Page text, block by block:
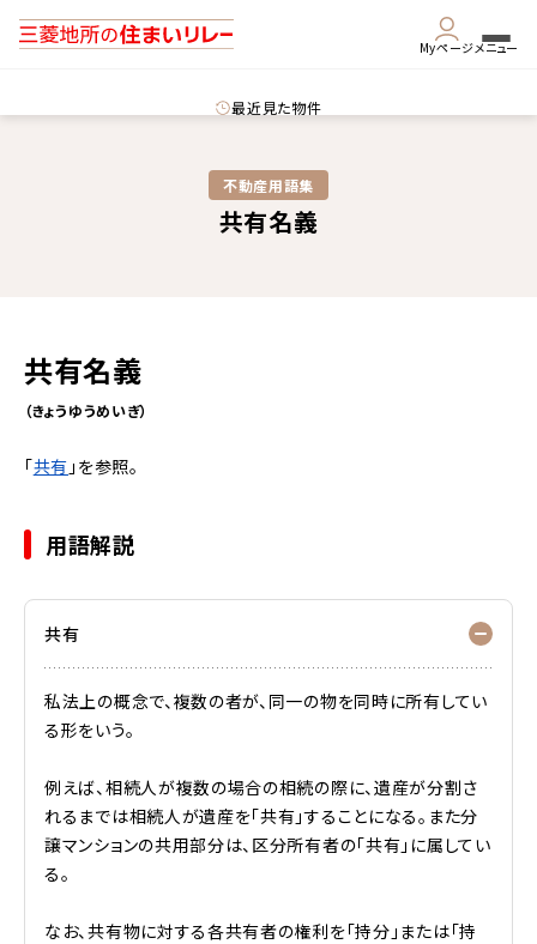
Myページメニュー
最近見た物件
不動産用語集​
共有名義
共有名義
（きょうゆうめいぎ）
「共有 」を参照。
用語解説
共有
私法上の概念で、複数の者が、同一の物を同時に所有してい
る形をいう。
例えば、相続人が複数の場合の相続の際に、遺産が分割さ
れるまでは相続人が遺産を「共有」することになる。また分
譲マンションの共用部分は、区分所有者の「共有」に属してい
る。
なお、共有物に対する各共有者の権利を「持分」または「持